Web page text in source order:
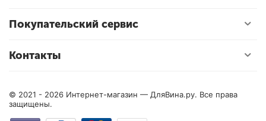
Покупательский сервис
Контакты
© 2021 - 2026 Интернет-магазин — ДляВина.ру. Все права
защищены.